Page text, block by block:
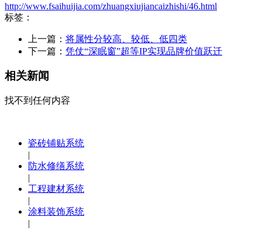
http://www.fsaihuijia.com/zhuangxiujiancaizhishi/46.html
标签：
上一篇： 将属性分较高、较低、低四类
下一篇： 凭仗“深眠窗”超等IP实现品牌价值跃迁
相关新闻
找不到任何内容
瓷砖铺贴系统
|
防水修缮系统
|
工程建材系统
|
涂料装饰系统
|